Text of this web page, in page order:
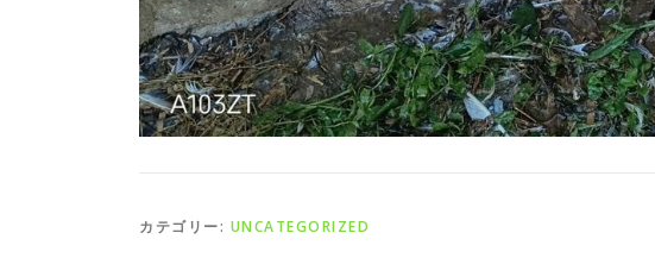
カテゴリー: UNCATEGORIZED